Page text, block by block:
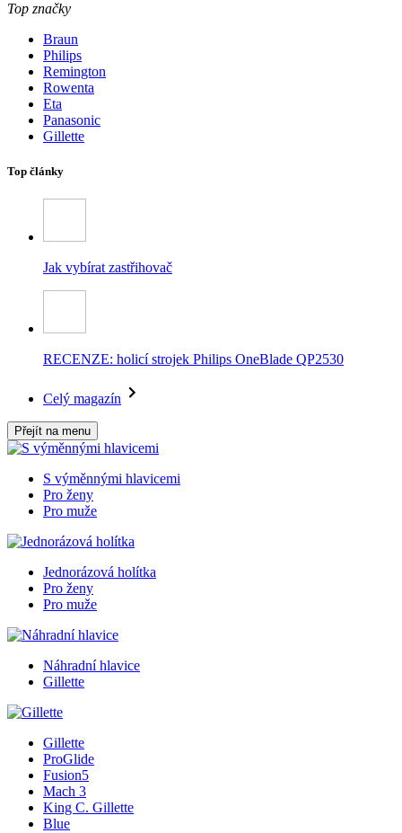
Top značky
Braun
Philips
Remington
Rowenta
Eta
Panasonic
Gillette
Top články
Jak vybírat zastřihovač
RECENZE: holicí strojek Philips OneBlade QP2530
Celý magazín
Přejít na menu
S výměnnými hlavicemi
Pro ženy
Pro muže
Jednorázová holítka
Pro ženy
Pro muže
Náhradní hlavice
Gillette
Gillette
ProGlide
Fusion5
Mach 3
King C. Gillette
Blue